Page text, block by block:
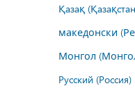
Қазақ
македонски
Монгол
Русский (Россия)